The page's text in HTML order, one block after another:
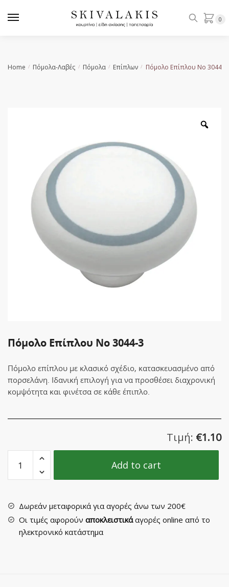
0
Home / Πόμολα-Λαβές / Πόμολα / Επίπλων / Πόμολο Επίπλου No 3044-3
Πόμολο Επίπλου No 3044-3
Πόμολο επίπλου με κλασικό σχέδιο, κατασκευασμένο από
πορσελάνη. Ιδανική επιλογή για να προσθέσει διαχρονική
κομψότητα και φινέτσα σε κάθε έπιπλο.
Τιμή: €1.10
Επίπλου
No
3
quantity
Add to cart
Δωρεάν μεταφορικά για αγορές άνω των 200€
Οι τιμές αφορούν αποκλειστικάαγορές online από το
ηλεκτρονικό κατάστημα